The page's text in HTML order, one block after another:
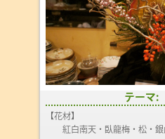
テーマ:
【花材】
紅白南天・臥龍梅・松・